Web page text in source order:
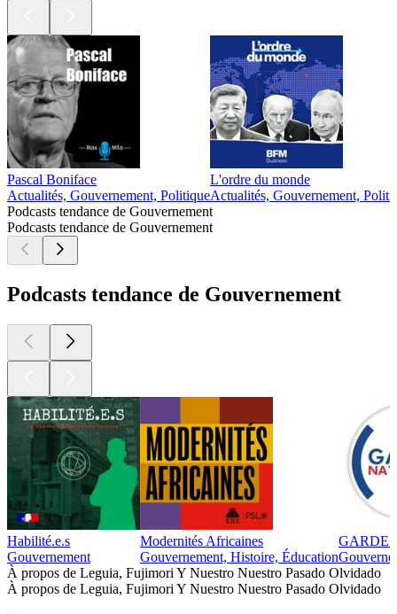
Pascal Boniface
Actualités, Gouvernement, Politique
L'ordre du monde
Actualités, Gouvernement,
Podcasts tendance de Gouvernement
Podcasts tendance de Gouvernement
Podcasts tendance de Gouvernement
Habilité.e.s
Gouvernement
Modernités Africaines
Gouvernement, Histoire, Éducation
GARDE
À propos de Leguia, Fujimori Y Nuestro Nuestro Pasado Olvidado
À propos de Leguia, Fujimori Y Nuestro Nuestro Pasado Olvidado